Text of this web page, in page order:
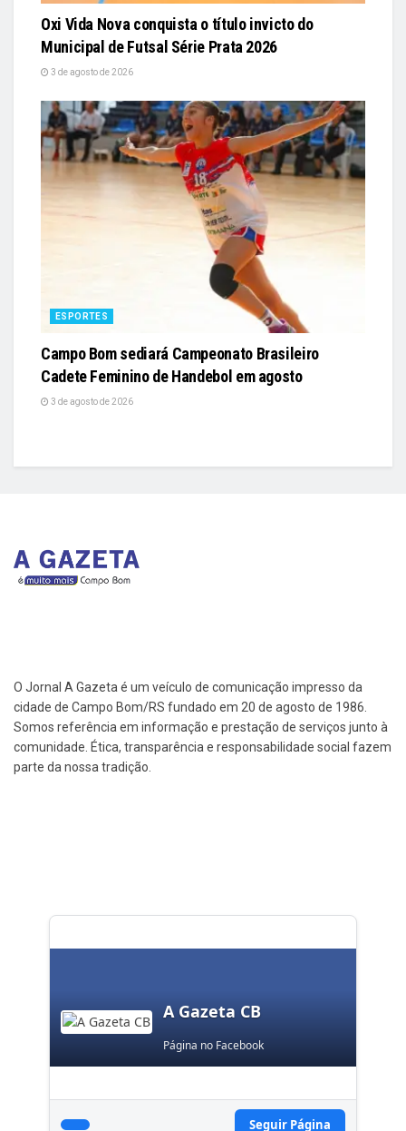
Oxi Vida Nova conquista o título invicto do
Municipal de Futsal Série Prata 2026
3 de agosto de 2026
ESPORTES
Campo Bom sediará Campeonato Brasileiro
Cadete Feminino de Handebol em agosto
3 de agosto de 2026
O Jornal A Gazeta é um veículo de comunicação impresso da
cidade de Campo Bom/RS fundado em 20 de agosto de 1986.
Somos referência em informação e prestação de serviços junto à
comunidade. Ética, transparência e responsabilidade social fazem
parte da nossa tradição.
A Gazeta CB
Página no Facebook
Seguir Página